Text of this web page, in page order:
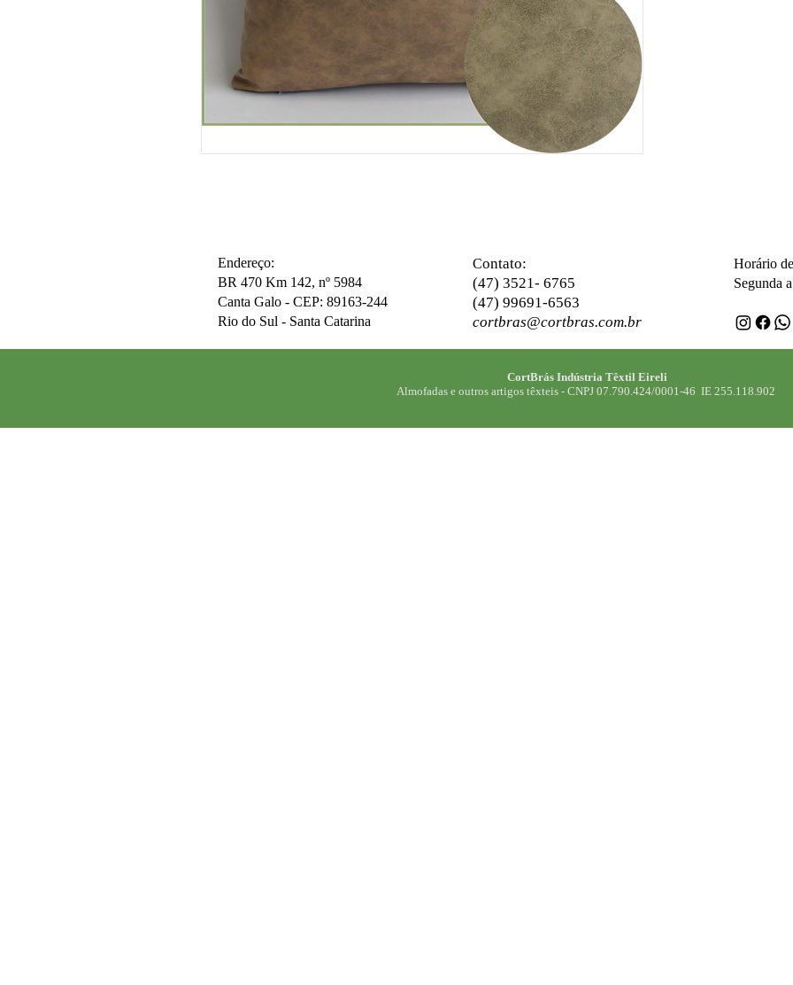
Endereço:
BR 470 Km 142, nº 5984
Canta Galo - CEP: 89163-244
Rio do Sul - Santa Catarina
Contato:
(47) 3521- 6765
(47) 99691-6563
cortbras@cortbras.com.br
Horário
Segunda
CortBrás Indústria Têxtil Eireli
Almofadas e outros artigos têxteis - CNPJ 07.790.424/0001-46 IE 255.118.902